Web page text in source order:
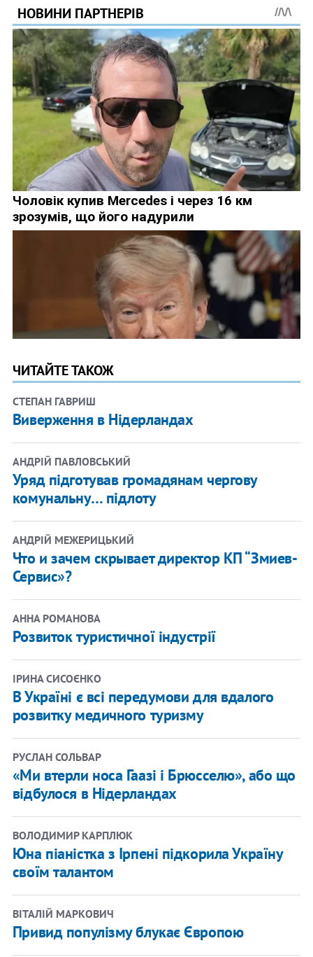
ЧИТАЙТЕ ТАКОЖ
СТЕПАН ГАВРИШ
Виверження в Нідерландах
АНДРІЙ ПАВЛОВСЬКИЙ
Уряд підготував громадянам чергову
комунальну… підлоту
АНДРІЙ МЕЖЕРИЦЬКИЙ
Что и зачем скрывает директор КП “Змиев-
Сервис»?
АННА РОМАНОВА
Розвиток туристичної індустрії
ІРИНА СИСОЄНКО
В Україні є всі передумови для вдалого
розвитку медичного туризму
РУСЛАН СОЛЬВАР
«Ми втерли носа Гаазі і Брюсселю», або що
відбулося в Нідерландах
ВОЛОДИМИР КАРПЛЮК
Юна піаністка з Ірпені підкорила Україну
своїм талантом
ВІТАЛІЙ МАРКОВИЧ
Привид популізму блукає Європою